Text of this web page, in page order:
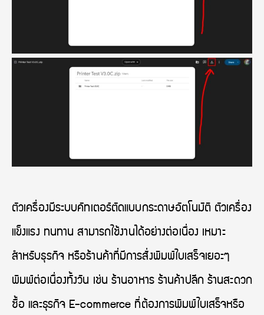
ตัวเครื่องมีระบบคัทเตอร์ตัดแบบกระดาษอัตโนมัติ ตัวเครื่อง
แข็งแรง ทนทาน สามารถใช้งานได้อย่างต่อเนื่อง เหมาะ
สำหรับธุรกิจ หรือร้านค้าที่มีการสั่งพิมพ์ใบเสร็จเยอะๆ
พิมพ์ต่อเนื่องทั้งวัน เช่น ร้านอาหาร ร้านค้าปลีก ร้านสะดวก
ซื้อ และธุรกิจ E-commerce ที่ต้องการพิมพ์ใบเสร็จหรือ